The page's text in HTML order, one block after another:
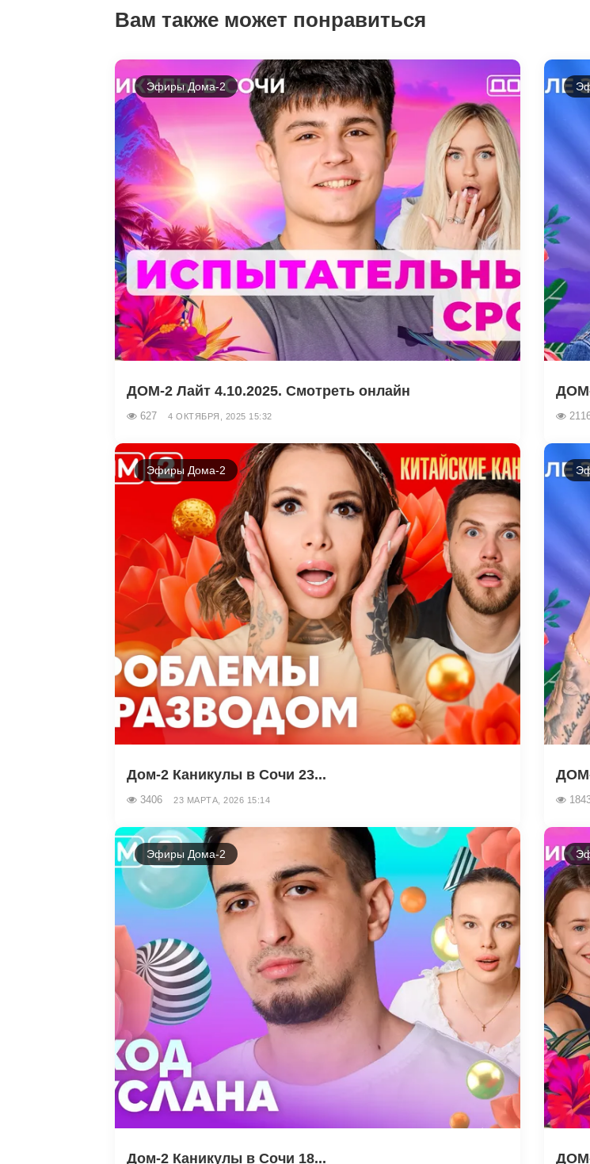
Вам также может понравиться
Эфиры Дома-2
ДОМ-2 Лайт 4.10.2025. Смотреть онлайн
627 4 ОКТЯБРЯ, 2025 15:32
ДОМ-
Эфиры Дома-2
Дом-2 Каникулы в Сочи 23...
3406 23 МАРТА, 2026 15:14
ДОМ-
Эфиры Дома-2
Дом-2 Каникулы в Сочи 18... ДОМ-